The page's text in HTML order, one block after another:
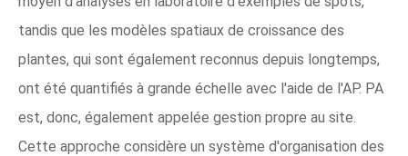
tandis que les modèles spatiaux de croissance des
plantes, qui sont également reconnus depuis longtemps,
ont été quantifiés à grande échelle avec l'aide de l'AP. PA
est, donc, également appelée gestion propre au site.
Cette approche considère un système d'organisation des